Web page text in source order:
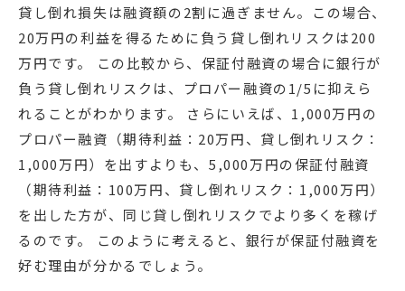
貸し倒れ損失は融資額の2割に過ぎません。この場合、
20万円の利益を得るために負う貸し倒れリスクは200
万円です。 この比較から、保証付融資の場合に銀行が
負う貸し倒れリスクは、プロパー融資の1/5に抑えら
れることがわかります。 さらにいえば、1,000万円の
プロパー融資（期待利益：20万円、貸し倒れリスク：
1,000万円）を出すよりも、5,000万円の保証付融資
（期待利益：100万円、貸し倒れリスク：1,000万円）
を出した方が、同じ貸し倒れリスクでより多くを稼げ
るのです。 このように考えると、銀行が保証付融資を
好む理由が分かるでしょう。